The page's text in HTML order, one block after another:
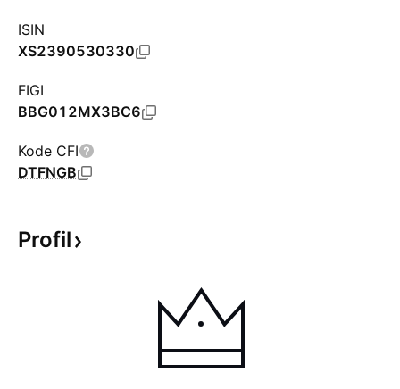
ISIN
XS2390530330
FIGI
BBG012MX3BC6
Kode CFI
DTFNGB
Profil